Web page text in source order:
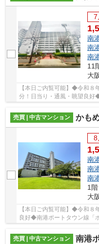
7
南
南
南
11
大
【本日ご内覧可能】◆令和
分！日当り・通風・眺望良好
売買 | 中古マンション
かも
8
南
南
南
1
大
【本日ご内覧可能】◆令和８
良好◆南港ポートタウン線「
室６帖以上の３ＬＤＫ□空き
売買 | 中古マンション
南港ポ